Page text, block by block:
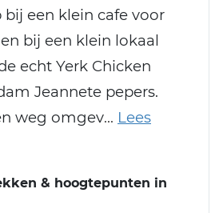
bij een klein cafe voor
bij een klein lokaal
echt Yerk Chicken
Jeannete pepers.
weg omgev
& hoogtepunten in